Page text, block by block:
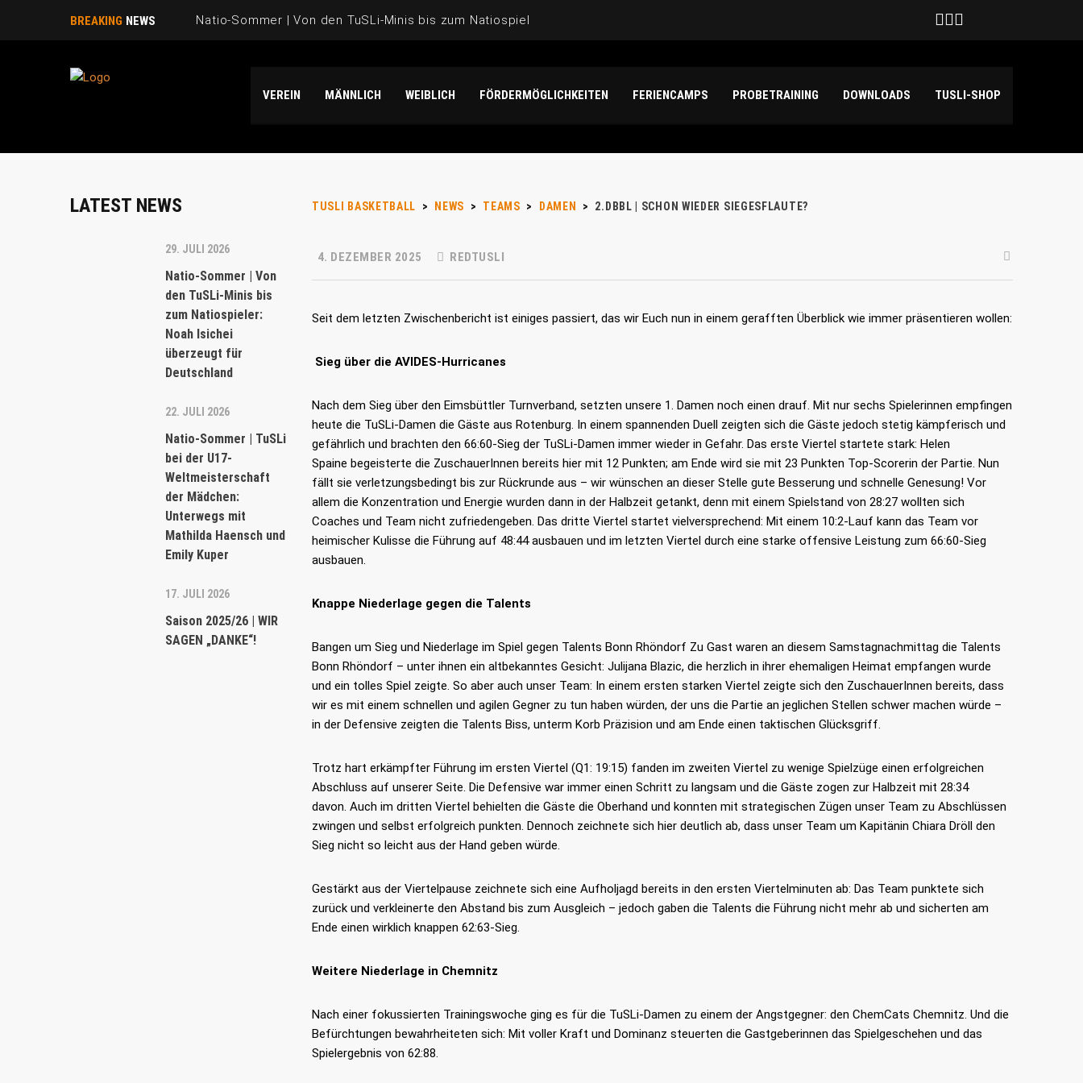
BREAKING NEWS Natio-Sommer | Von den TuSLi-Minis bis zum Natiospieler: Noah Isichei überzeugt für Deutschland
Saison 2025/26 | WIR SAGEN „DANKE“!
VEREIN MÄNNLICH WEIBLICH FÖRDERMÖGLICHKEITEN FERIENCAMPS PROBETRAINING DOWNLOADS TUSLI-SHOP
TUSLI BASKETBALL > NEWS > TEAMS > DAMEN > 2.DBBL | SCHON WIEDER SIEGESFLAUTE?
4. DEZEMBER 2025 REDTUSLI
Seit dem letzten Zwischenbericht ist einiges passiert, das wir Euch nun in einem gerafften Überblick wie immer präsentieren wollen:
Sieg über die AVIDES-Hurricanes
Nach dem Sieg über den Eimsbüttler Turnverband, setzten unsere 1. Damen noch einen drauf. Mit nur sechs Spielerinnen empfingen
heute die TuSLi-Damen die Gäste aus Rotenburg. In einem spannenden Duell zeigten sich die Gäste jedoch stetig kämpferisch und
gefährlich und brachten den 66:60-Sieg der TuSLi-Damen immer wieder in Gefahr. Das erste Viertel startete stark: Helen
Spaine begeisterte die ZuschauerInnen bereits hier mit 12 Punkten; am Ende wird sie mit 23 Punkten Top-Scorerin der Partie. Nun
fällt sie verletzungsbedingt bis zur Rückrunde aus – wir wünschen an dieser Stelle gute Besserung und schnelle Genesung! Vor
allem die Konzentration und Energie wurden dann in der Halbzeit getankt, denn mit einem Spielstand von 28:27 wollten sich
Coaches und Team nicht zufriedengeben. Das dritte Viertel startet vielversprechend: Mit einem 10:2-Lauf kann das Team vor
heimischer Kulisse die Führung auf 48:44 ausbauen und im letzten Viertel durch eine starke offensive Leistung zum 66:60-Sieg
ausbauen.
Knappe Niederlage gegen die Talents
Bangen um Sieg und Niederlage im Spiel gegen Talents Bonn Rhöndorf Zu Gast waren an diesem Samstagnachmittag die Talents
Bonn Rhöndorf – unter ihnen ein altbekanntes Gesicht: Julijana Blazic, die herzlich in ihrer ehemaligen Heimat empfangen wurde
und ein tolles Spiel zeigte. So aber auch unser Team: In einem ersten starken Viertel zeigte sich den ZuschauerInnen bereits, dass
wir es mit einem schnellen und agilen Gegner zu tun haben würden, der uns die Partie an jeglichen Stellen schwer machen würde –
in der Defensive zeigten die Talents Biss, unterm Korb Präzision und am Ende einen taktischen Glücksgriff.
Trotz hart erkämpfter Führung im ersten Viertel (Q1: 19:15) fanden im zweiten Viertel zu wenige Spielzüge einen erfolgreichen
Abschluss auf unserer Seite. Die Defensive war immer einen Schritt zu langsam und die Gäste zogen zur Halbzeit mit 28:34
davon. Auch im dritten Viertel behielten die Gäste die Oberhand und konnten mit strategischen Zügen unser Team zu Abschlüssen
zwingen und selbst erfolgreich punkten. Dennoch zeichnete sich hier deutlich ab, dass unser Team um Kapitänin Chiara Dröll den
Sieg nicht so leicht aus der Hand geben würde.
Gestärkt aus der Viertelpause zeichnete sich eine Aufholjagd bereits in den ersten Viertelminuten ab: Das Team punktete sich
zurück und verkleinerte den Abstand bis zum Ausgleich – jedoch gaben die Talents die Führung nicht mehr ab und sicherten am
Ende einen wirklich knappen 62:63-Sieg.
Weitere Niederlage in Chemnitz
Nach einer fokussierten Trainingswoche ging es für die TuSLi-Damen zu einem der Angstgegner: den ChemCats Chemnitz. Und die
Befürchtungen bewahrheiteten sich: Mit voller Kraft und Dominanz steuerten die Gastgeberinnen das Spielgeschehen und das
Spielergebnis von 62:88.
LATEST NEWS
29. JULI 2026
Natio-Sommer | Von
den TuSLi-Minis bis
zum Natiospieler:
Noah Isichei
überzeugt für
Deutschland
22. JULI 2026
Natio-Sommer | TuSLi
bei der U17-
Weltmeisterschaft
der Mädchen:
Unterwegs mit
Mathilda Haensch und
Emily Kuper
17. JULI 2026
Saison 2025/26 | WIR
SAGEN „DANKE“!